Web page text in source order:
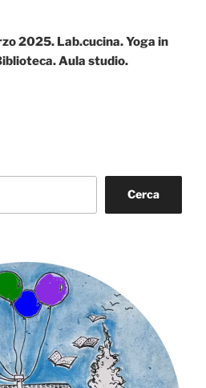
2025. Lab.cucina. Yoga in
Aula studio.
Cerca